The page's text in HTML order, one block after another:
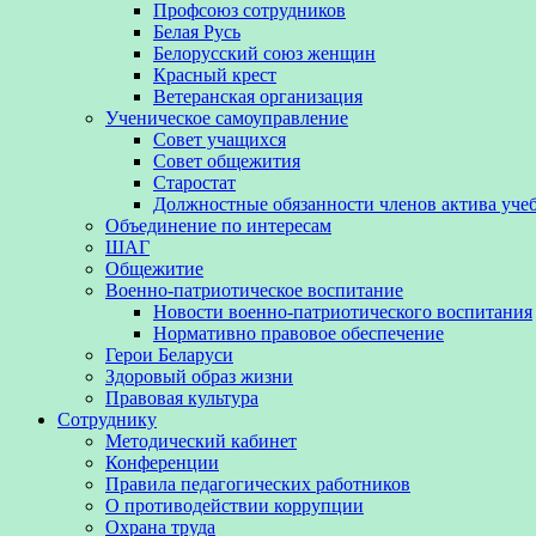
Профсоюз сотрудников
Белая Русь
Белорусский союз женщин
Красный крест
Ветеранская организация
Ученическое самоуправление
Совет учащихся
Совет общежития
Старостат
Должностные обязанности членов актива
Объединение по интересам
ШАГ
Общежитие
Военно-патриотическое воспитание
Новости военно-патриотического воспитания
Нормативно правовое обеспечение
Герои Беларуси
Здоровый образ жизни
Правовая культура
Сотруднику
Методический кабинет
Конференции
Правила педагогических работников
О противодействии коррупции
Охрана труда